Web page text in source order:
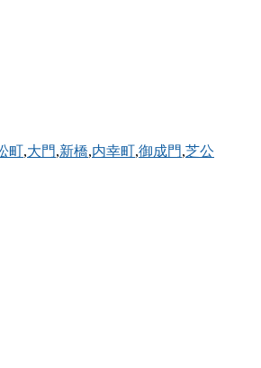
町,大門,新橋,内幸町,御成門,芝公